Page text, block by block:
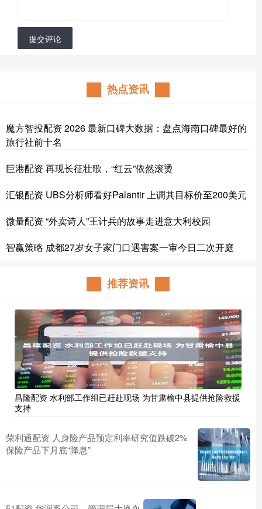
提交评论
热点资讯
魔方智投配资 2026 最新口碑大数据：盘点海南口碑最好的
旅行社前十名
巨港配资 再现长征壮歌，“红云”依然滚烫
汇银配资 UBS分析师看好Palantir 上调其目标价至200美元
微量配资 “外卖诗人”王计兵的故事走进意大利校园
智赢策略 成都27岁女子家门口遇害案一审今日二次开庭
推荐资讯
昌隆配资 水利部工作组已赶赴现场 为甘肃榆中县提供抢险救援
支持
荣利通配资 人身险产品预定利率研究值跌破2%
保险产品下月底“降息”